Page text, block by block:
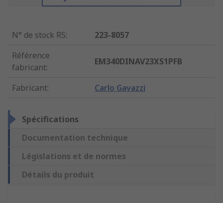
N° de stock RS:
223-8057
Référence
fabricant:
EM340DINAV23XS1PFB
Fabricant: Carlo Gavazzi
Spécifications
Documentation technique
Législations et de normes
Détails du produit